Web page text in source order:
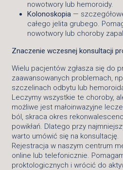
nowotwory lub hemoroidy.
Kolonoskopia —
całego jelita grubego.
nowotwory lub choroby
Znaczenie wczesnej konsultacji
Wielu pacjentów zgłasza się do
zaawansowanych problemach,
szczelinach odbytu lub
Leczymy wszystkie te choroby,
możliwe jest małoinwazyjne
ból, skraca okres
powikłań. Dlatego przy
warto umówić się na konsultację.
Rejestracja w naszym centrum
online lub telefonicznie.
proktologicznych i wrócić do